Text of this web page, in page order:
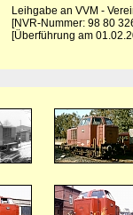
Leihgabe an VVM -
[NVR-Nummer: 98 80
[Überführung am